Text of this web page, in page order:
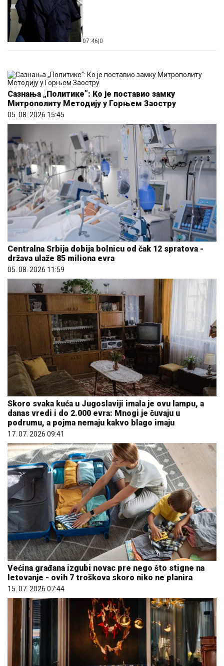
07:46 0
Сазнања „Политике”: Ко је поставио замку
Митрополиту Методију у Горњем Заостру
05. 08. 2026 15:45
Centralna Srbija dobija bolnicu od čak 12 spratova -
država ulaže 85 miliona evra
05. 08. 2026 11:59
Skoro svaka kuća u Jugoslaviji imala je ovu lampu, a
danas vredi i do 2.000 evra: Mnogi je čuvaju u
podrumu, a pojma nemaju kakvo blago imaju
17. 07. 2026 09:41
Većina građana izgubi novac pre nego što stigne na
letovanje - ovih 7 troškova skoro niko ne planira
15. 07. 2026 07:44